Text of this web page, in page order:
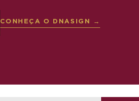
CONHEÇA O DNASIGN →